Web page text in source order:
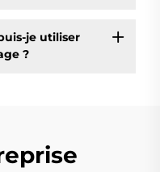
je utiliser
?